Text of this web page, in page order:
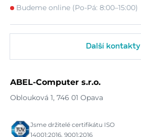
Budeme online (Po-Pá: 8:00–15:00)
Další kontakty
ABEL-Computer s.r.o.
Oblouková 1, 746 01 Opava
Jsme držitelé certifikátu ISO
14001:2016, 9001:2016